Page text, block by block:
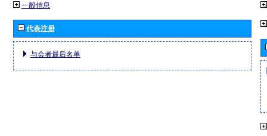
一般信息
代表注册
与会者最后名单